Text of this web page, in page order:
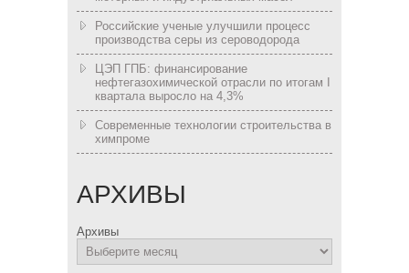
Российские ученые улучшили процесс
производства серы из сероводорода
ЦЭП ГПБ: финансирование
нефтегазохимической отрасли по итогам I
квартала выросло на 4,3%
Современные технологии строительства в
химпроме
АРХИВЫ
Архивы